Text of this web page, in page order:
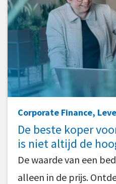
Corporate Finance,
De beste koper
is niet altijd de
De waarde van een
alleen in de prijs.